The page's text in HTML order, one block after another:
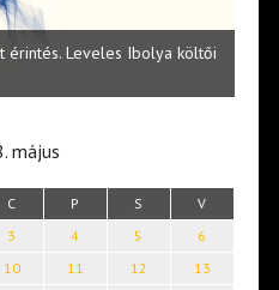
érintés. Leveles Ibolya költői
május
C P S V
3 4 5
6
10 11 12
13